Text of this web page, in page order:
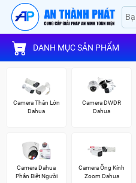
DANH MỤC SẢN PHẨM
Camera Thân Lớn
Dahua
Camera DWDR
Dahua
Camera Dahua
Phân Biệt Người
Camera Ống Kính
Zoom Dahua